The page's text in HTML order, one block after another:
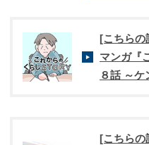
[こちらの
マンガ『
８話 ～ケ
[こちらの